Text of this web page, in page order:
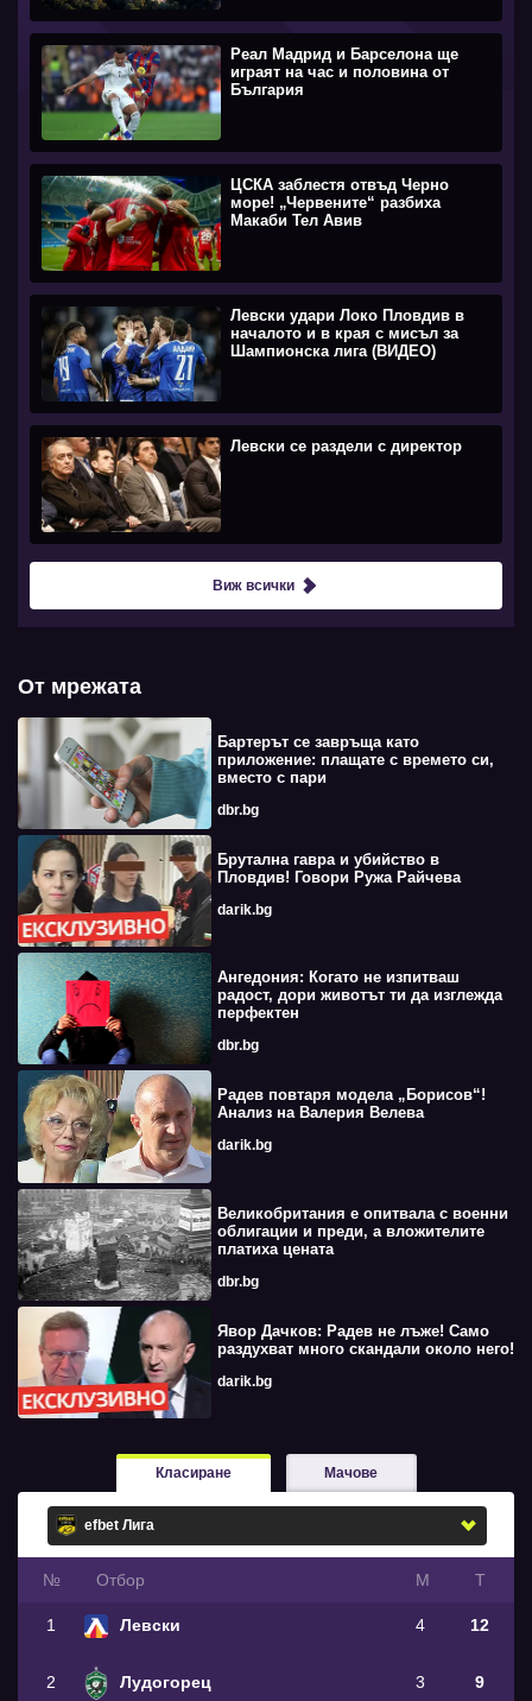
Реал Мадрид и Барселона ще
играят на час и половина от
България
ЦСКА заблестя отвъд Черно
море! „Червените“ разбиха
Макаби Тел Авив
Левски удари Локо Пловдив в
началото и в края с мисъл за
Шампионска лига (ВИДЕО)
Левски се раздели с директор
Виж всички
От мрежата
Бартерът се завръща като
приложение: плащате с времето си,
вместо с пари
dbr.bg
Брутална гавра и убийство в
Пловдив! Говори Ружа Райчева
darik.bg
Ангедония: Когато не изпитваш
радост, дори животът ти да изглежда
перфектен
dbr.bg
Радев повтаря модела „Борисов“!
Анализ на Валерия Велева
darik.bg
Великобритания е опитвала с военни
облигации и преди, а вложителите
платиха цената
dbr.bg
Явор Дачков: Радев не лъже! Само
раздухват много скандали около него!
darik.bg
Класиране Мачове
№ Oтбор М Т
1 Левски 4 12
2 Лудогорец 3 9